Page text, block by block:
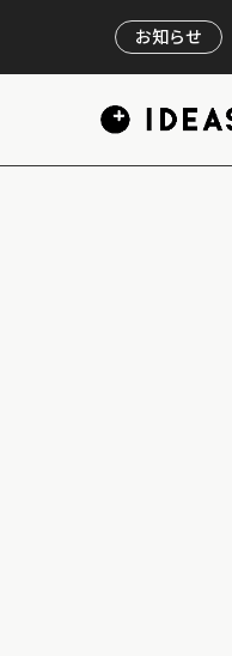
お知らせ